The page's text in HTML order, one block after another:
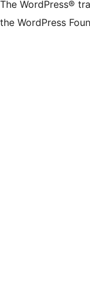
The WordPress®
the WordPress